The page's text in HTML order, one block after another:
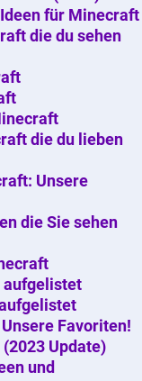
für Minecraft
die du sehen
die du lieben
Unsere
die Sie sehen
aufgelistet
Favoriten!
Update)
und